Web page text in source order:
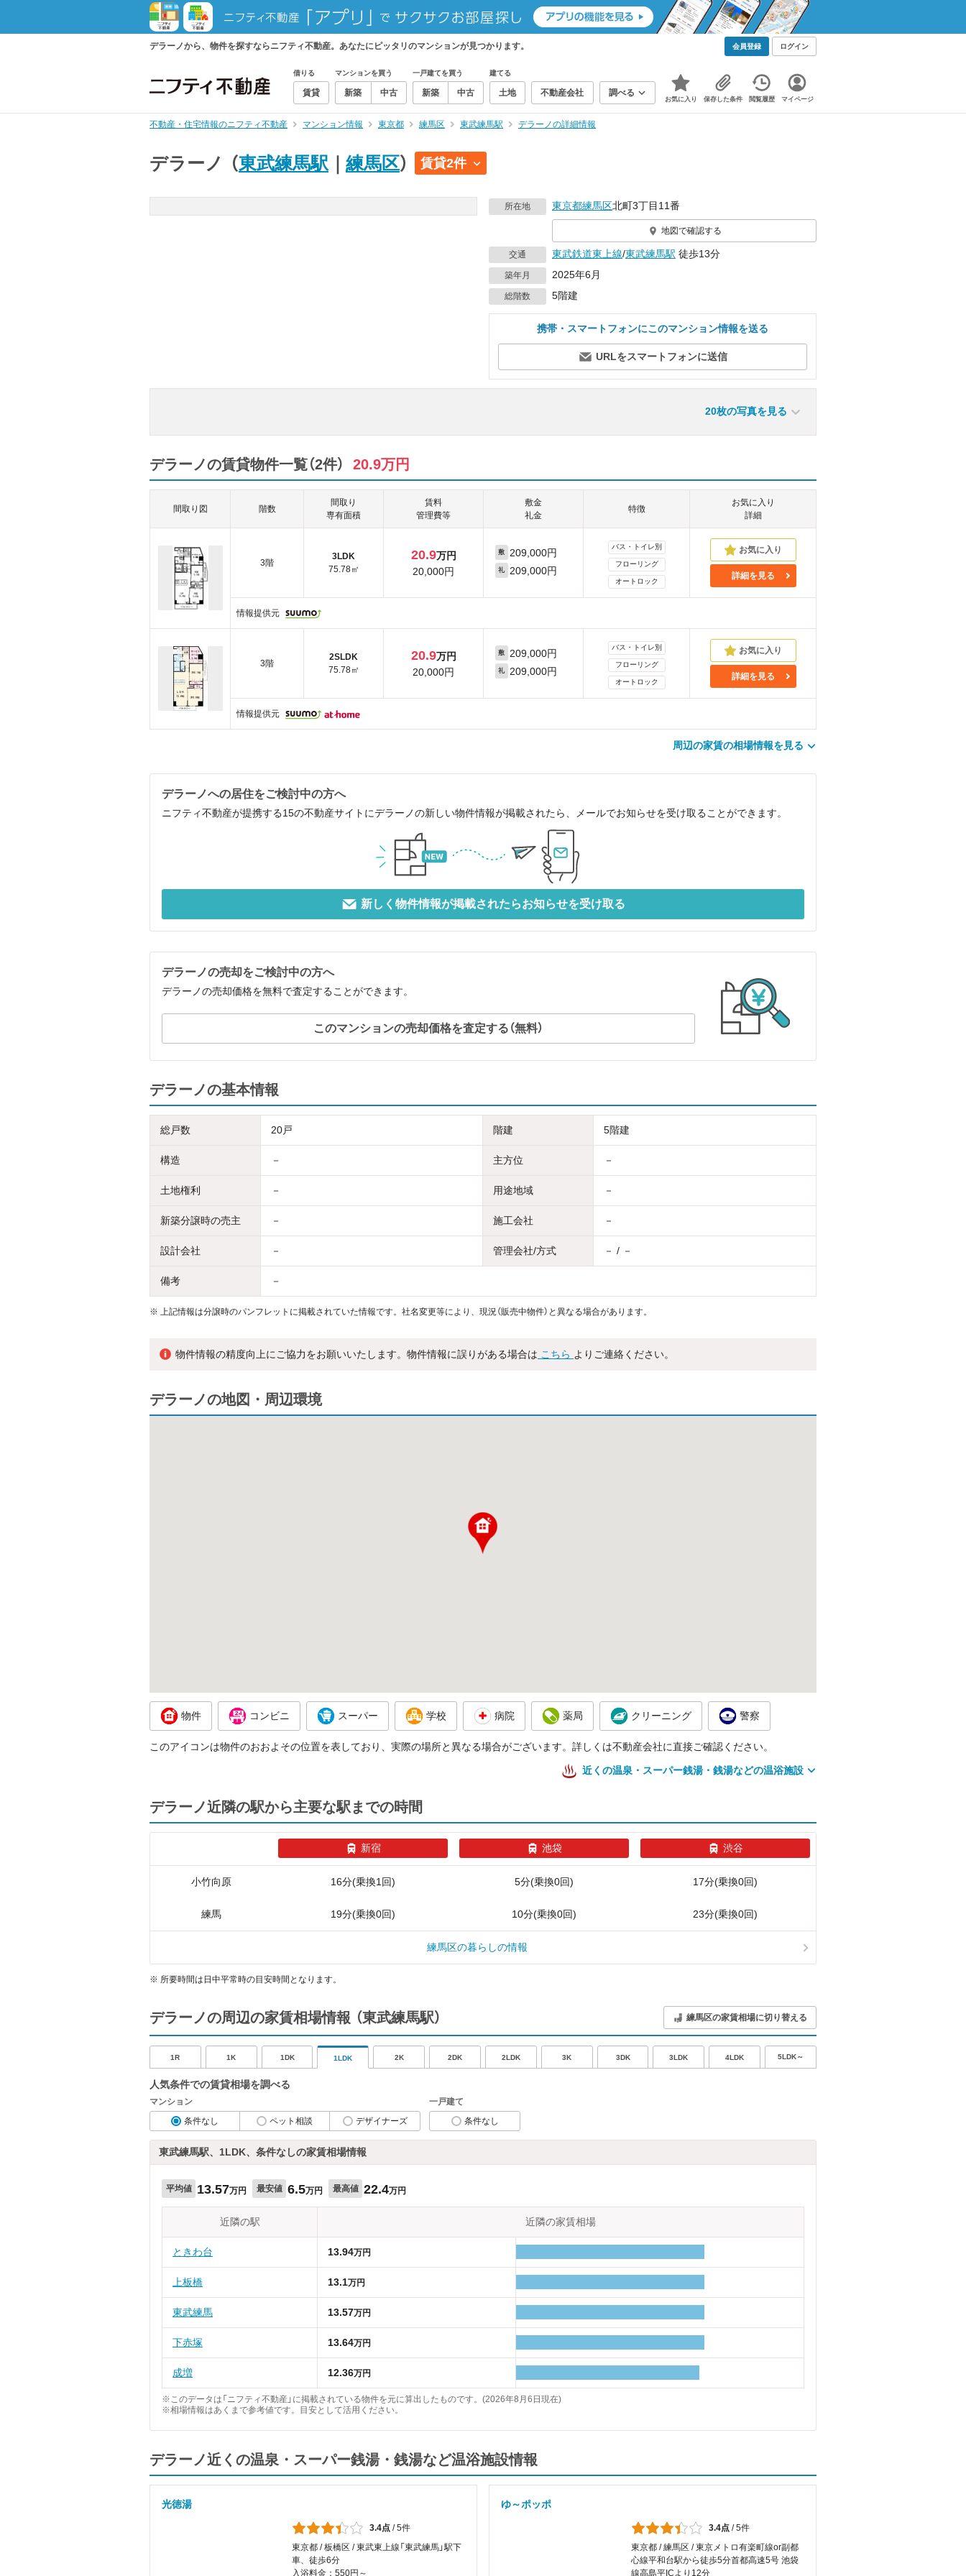
デラーノから、物件を探すならニフティ不動産。あなたにピッタリのマンションが見つかります。 会員登録 ログイン
借りる
賃貸
マンションを買う
新築 中古
一戸建てを買う
新築 中古
建てる
土地 不動産会社 調べる
お気に入り 保存した条件 閲覧履歴 マイページ
不動産・住宅情報のニフティ不動産 マンション情報 東京都 練馬区 東武練馬駅 デラーノの詳細情報
デラーノ （東武練馬駅 練馬区） 賃貸2件
所在地 東京都練馬区北町3丁目11番
地図で確認する
交通 東武鉄道東上線/東武練馬駅 徒歩13分
築年月 2025年6月
総階数 5階建
携帯・スマートフォンにこのマンション情報を送る
URLをスマートフォンに送信
20枚の写真を見る
デラーノの賃貸物件一覧（2件） 20.9万円
間取り図 階数
間取り
専有面積
賃料
管理費等
敷金
礼金
特徴
お気に入り
詳細
3階
3LDK
75.78㎡
20.9万円
20,000円
敷 209,000円
礼 209,000円
バス・トイレ別
フローリング
オートロック
詳細を見る
情報提供元
3階
2SLDK
75.78㎡
20.9万円
20,000円
敷 209,000円
礼 209,000円
バス・トイレ別
フローリング
オートロック
詳細を見る
情報提供元
周辺の家賃の相場情報を見る
デラーノへの居住をご検討中の方へ
ニフティ不動産が提携する15の不動産サイトにデラーノの新しい物件情報が掲載されたら、メールでお知らせを受け取ることができます。
新しく物件情報が掲載されたらお知らせを受け取る
デラーノの売却をご検討中の方へ
デラーノの売却価格を無料で査定することができます。
このマンションの売却価格を査定する（無料）
デラーノの基本情報
総戸数 20戸 階建 5階建
構造 － 主方位 －
土地権利 － 用途地域 －
新築分譲時の売主 － 施工会社 －
設計会社 － 管理会社/方式 － / －
備考 －
※ 上記情報は分譲時のパンフレットに掲載されていた情報です。社名変更等により、現況（販売中物件）と異なる場合があります。
物件情報の精度向上にご協力をお願いいたします。物件情報に誤りがある場合は こちら よりご連絡ください。
デラーノの地図・周辺環境
物件 コンビニ スーパー 学校 病院 薬局 クリーニング 警察
このアイコンは物件のおおよその位置を表しており、実際の場所と異なる場合がございます。詳しくは不動産会社に直接ご確認ください。
近くの温泉・スーパー銭湯・銭湯などの温浴施設
デラーノ近隣の駅から主要な駅までの時間
新宿 池袋 渋谷
小竹向原 16分(乗換1回) 5分(乗換0回) 17分(乗換0回)
練馬 19分(乗換0回) 10分(乗換0回) 23分(乗換0回)
練馬区の暮らしの情報
※ 所要時間は日中平常時の目安時間となります。
デラーノの周辺の家賃相場情報 （東武練馬駅） 練馬区の家賃相場に切り替える
1R 1K 1DK 1LDK 2K 2DK 2LDK 3K 3DK 3LDK 4LDK 5LDK～
人気条件での賃貸相場を調べる
マンション
条件なし
ペット相談 デザイナーズ
一戸建て
条件なし
東武練馬駅、1LDK、条件なしの家賃相場情報
平均値 13.57万円 最安値 6.5万円 最高値 22.4万円
近隣の駅 近隣の家賃相場
ときわ台 13.94万円
上板橋 13.1万円
東武練馬 13.57万円
下赤塚 13.64万円
成増 12.36万円
※このデータは「ニフティ不動産」に掲載されている物件を元に算出したものです。(2026年8月6日現在)
※相場情報はあくまで参考値です。目安として活用ください。
デラーノ近くの温泉・スーパー銭湯・銭湯など温浴施設情報
光徳湯
3.4点 /5件
東京都 / 板橋区 / 東武東上線「東武練馬」駅下
車、徒歩6分
入浴料金：550円～
ゆ～ポッポ
3.4点 /5件
東京都 / 練馬区 / 東京メトロ有楽町線or副都
心線平和台駅から徒歩5分首都高速5号 池袋
線高島平ICより12分